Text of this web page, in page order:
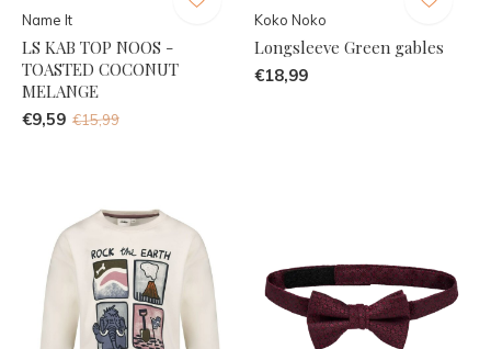
Name It
LS KAB TOP NOOS -
TOASTED COCONUT
MELANGE
€9,59 €15,99
Koko Noko
Longsleeve Green gables
€18,99